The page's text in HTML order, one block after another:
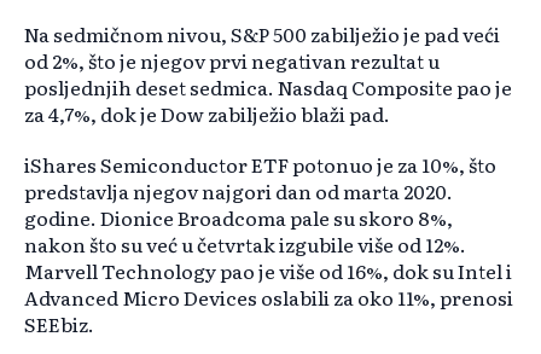
Na sedmičnom nivou, S&P 500 zabilježio je pad veći
od 2%, što je njegov prvi negativan rezultat u
posljednjih deset sedmica. Nasdaq Composite pao je
za 4,7%, dok je Dow zabilježio blaži pad.
iShares Semiconductor ETF potonuo je za 10%, što
predstavlja njegov najgori dan od marta 2020.
godine. Dionice Broadcoma pale su skoro 8%,
nakon što su već u četvrtak izgubile više od 12%.
Marvell Technology pao je više od 16%, dok su Intel i
Advanced Micro Devices oslabili za oko 11%, prenosi
SEEbiz.